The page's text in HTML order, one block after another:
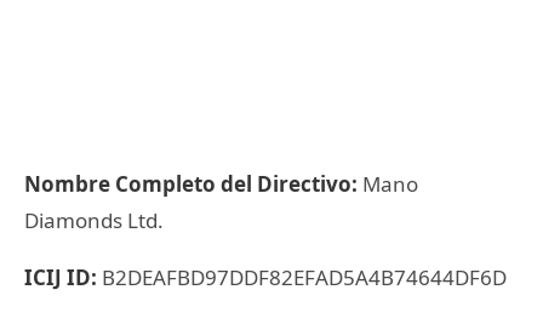
Nombre Completo del Directivo: Mano
Diamonds Ltd.
ICIJ ID: B2DEAFBD97DDF82EFAD5A4B74644DF6D